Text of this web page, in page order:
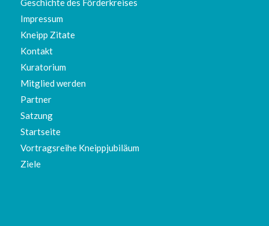
Impressum
Kneipp Zitate
Kontakt
Kuratorium
Mitglied werden
Partner
Satzung
Startseite
Vortragsreihe Kneippjubiläum
Ziele